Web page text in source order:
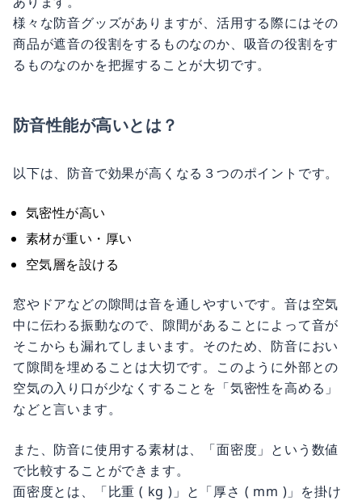
様々な防音グッズがありますが、活用する際にはその
商品が遮音の役割をするものなのか、吸音の役割をす
るものなのかを把握することが大切です。
防音性能が高いとは？
以下は、防音で効果が高くなる３つのポイントです。
気密性が高い
素材が重い・厚い
空気層を設ける
窓やドアなどの隙間は音を通しやすいです。音は空気
中に伝わる振動なので、隙間があることによって音が
そこからも漏れてしまいます。そのため、防音におい
て隙間を埋めることは大切です。このように外部との
空気の入り口が少なくすることを「気密性を高める」
などと言います。
また、防音に使用する素材は、「面密度」という数値
で比較することができます。
面密度とは、「比重 ( kg )」と「厚さ ( mm )」を掛け